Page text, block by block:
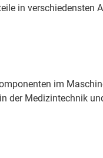
in
im
Medizintechnik